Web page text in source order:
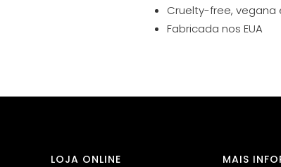
Cruelty-free, vegana
Fabricada nos EUA
LOJA ONLINE MAIS